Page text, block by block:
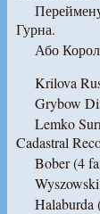
Гурна.
Або
Krilova
Grybow
Lemko
Cadastral
Bober (4
Halaburda